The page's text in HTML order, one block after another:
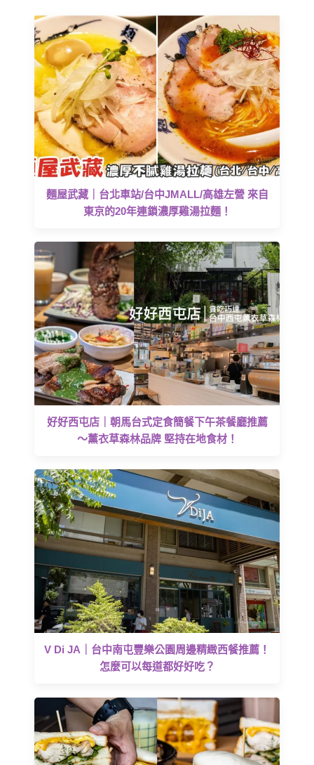
麵屋武藏｜台北車站/台中JMALL/高雄左營 來自
東京的20年連鎖濃厚雞湯拉麵！
好好西屯店｜朝馬台式定食簡餐下午茶餐廳推薦
～薰衣草森林品牌 堅持在地食材！
V Di JA｜台中南屯豐樂公園周邊精緻西餐推薦！
怎麼可以每道都好好吃？